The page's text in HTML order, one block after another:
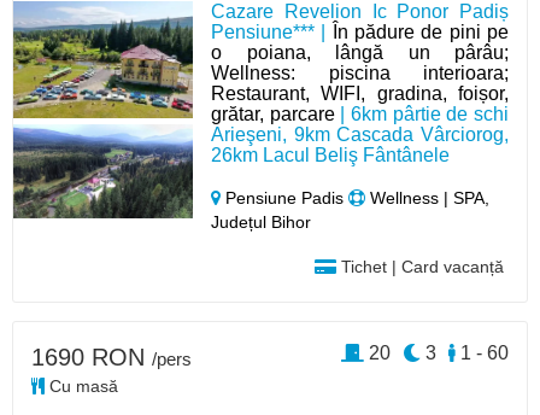
Cazare Revelion Ic Ponor Padiș
Pensiune*** |
În pădure de pini pe
o poiana, lângă un pârâu;
Wellness: piscina interioara;
Restaurant, WIFI, gradina, foișor,
grătar, parcare| 6km pârtie de schi
Arieşeni, 9km Cascada Vârciorog,
26km Lacul Beliş Fântânele
Pensiune Padis
Wellness | SPA,
Județul Bihor
Tichet | Card vacanță
1690 RON /pers
Cu masă
1 - 60
3
20